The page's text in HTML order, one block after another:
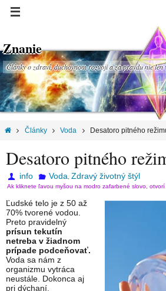
Znanie
Články o zdraví, duchovnom rozvoji a za pravdu nie len
Články Voda Desatoro pitného
Desatoro pitného
info Voda Zdravý životný štýl
Ak kliknete ľavou myšou na modro zafarbené slovo, otvorí
Ľudské telo je z 50 až
70% tvorené vodou.
Preto pravidelný
prísun tekutín
netreba v žiadnom
prípade podceňovať.
Voda sa nám z
organizmu vytráca
neustále. Dokonca aj
pri dýchaní.